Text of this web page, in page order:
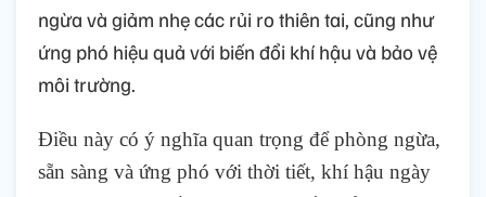
ngừa và giảm nhẹ các rủi ro thiên tai, cũng như
ứng phó hiệu quả với biến đổi khí hậu và bảo vệ
môi trường.
Điều này có ý nghĩa quan trọng để phòng ngừa,
sẵn sàng và ứng phó với thời tiết, khí hậu ngày